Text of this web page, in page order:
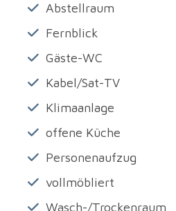
Abstellraum
Fernblick
Gäste-WC
Kabel/Sat-TV
Klimaanlage
offene Küche
Personenaufzug
vollmöbliert
Wasch-/Trockenraum